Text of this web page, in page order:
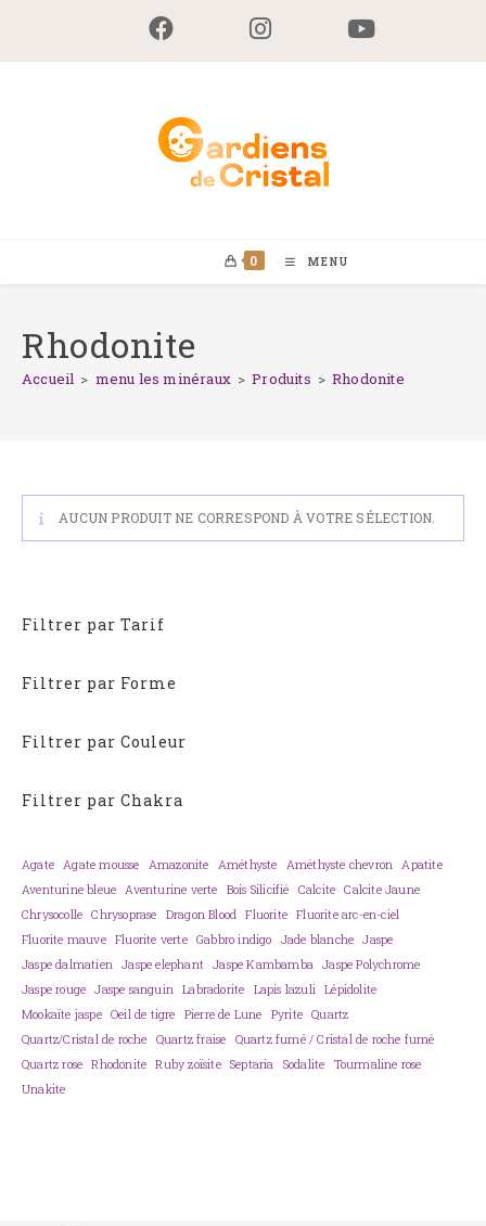
content
0 MENU
Rhodonite
Accueil > menu les minéraux > Produits > Rhodonite
AUCUN PRODUIT NE CORRESPOND À VOTRE SÉLECTION.
Filtrer par Tarif
Filtrer par Forme
Filtrer par Couleur
Filtrer par Chakra
Agate Agate mousse Amazonite Améthyste Améthyste chevron
Apatite
Aventurine bleue
Aventurine verte Bois Silicifié Calcite
Calcite Jaune
Chrysocolle
Chrysoprase Dragon Blood Fluorite Fluorite arc-en-ciel
Fluorite mauve Fluorite verte Gabbro indigo Jade blanche
Jaspe
Jaspe dalmatien Jaspe elephant Jaspe Kambamba Jaspe Polychrome
Jaspe rouge
Jaspe sanguin Labradorite Lapis lazuli Lépidolite
Mookaïte jaspe Oeil de tigre Pierre de Lune Pyrite Quartz
Quartz/Cristal de roche
Quartz fraise
Quartz fumé / Cristal de roche fumé
Quartz rose
Rhodonite Ruby zoïsite Septaria Sodalite
Tourmaline rose
Unakite